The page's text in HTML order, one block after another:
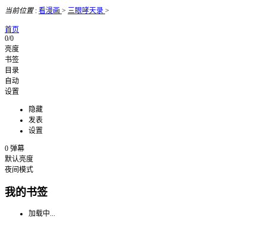
当前位置: 看漫画 > 三眼哮天录 >
首页
0/0
亮度
书签
目录
自动
设置
隐藏
发表
设置
0 弹幕
默认亮度
夜间模式
我的书签
加载中...